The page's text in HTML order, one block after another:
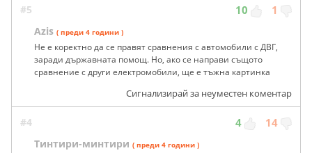
#5 10 1
Azis ( преди 4 години )
Не е коректно да се правят сравнения с автомобили с ДВГ,
заради държавната помощ. Но, ако се направи същото
сравнение с други електромобили, ще е тъжна картинка
Сигнализирай за неуместен коментар
#4 4 14
Тинтири-минтири ( преди 4 години )